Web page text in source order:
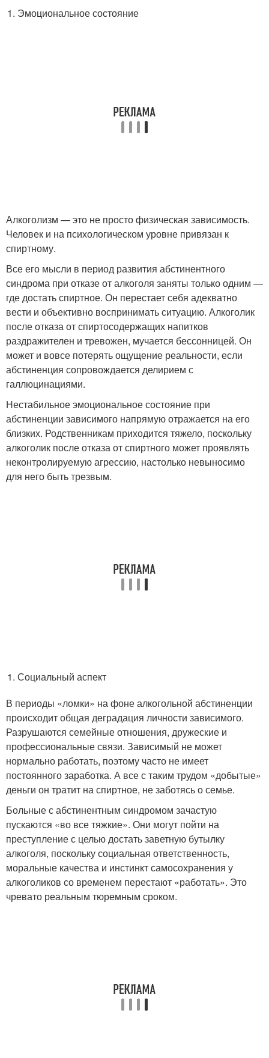
Эмоциональное состояние
Алкоголизм — это не просто физическая зависимость.
Человек и на психологическом уровне привязан к
спиртному.
Все его мысли в период развития абстинентного
синдрома при отказе от алкоголя заняты только одним —
где достать спиртное. Он перестает себя адекватно
вести и объективно воспринимать ситуацию. Алкоголик
после отказа от спиртосодержащих напитков
раздражителен и тревожен, мучается бессонницей. Он
может и вовсе потерять ощущение реальности, если
абстиненция сопровождается делирием с
галлюцинациями.
Нестабильное эмоциональное состояние при
абстиненции зависимого напрямую отражается на его
близких. Родственникам приходится тяжело, поскольку
алкоголик после отказа от спиртного может проявлять
неконтролируемую агрессию, настолько невыносимо
для него быть трезвым.
Социальный аспект
В периоды «ломки» на фоне алкогольной абстиненции
происходит общая деградация личности зависимого.
Разрушаются семейные отношения, дружеские и
профессиональные связи. Зависимый не может
нормально работать, поэтому часто не имеет
постоянного заработка. А все с таким трудом «добытые»
деньги он тратит на спиртное, не заботясь о семье.
Больные с абстинентным синдромом зачастую
пускаются «во все тяжкие». Они могут пойти на
преступление с целью достать заветную бутылку
алкоголя, поскольку социальная ответственность,
моральные качества и инстинкт самосохранения у
алкоголиков со временем перестают «работать». Это
чревато реальным тюремным сроком.